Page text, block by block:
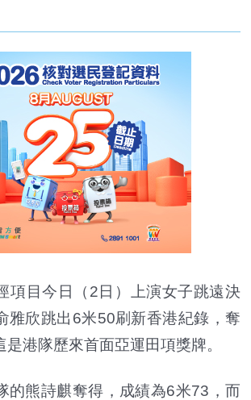
項目今日（2日）上演女子跳遠決
雅欣跳出6米50刷新香港紀錄，奪
港隊歷來首面亞運田項獎牌。
熊詩麒奪得，成績為6米73，而